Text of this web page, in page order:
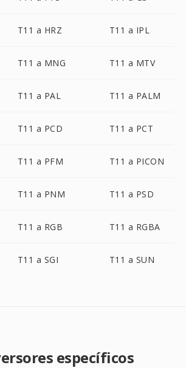
T11 a HRZ T11 a IPL
T11 a MNG T11 a MTV
T11 a PAL T11 a PALM
T11 a PCD T11 a PCT
T11 a PFM T11 a PICON
T11 a PNM T11 a PSD
T11 a RGB T11 a RGBA
T11 a SGI T11 a SUN
específicos